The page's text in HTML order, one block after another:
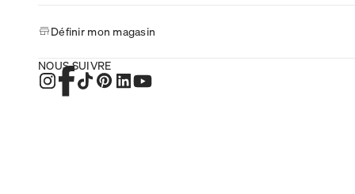
Définir mon magasin
NOUS SUIVRE